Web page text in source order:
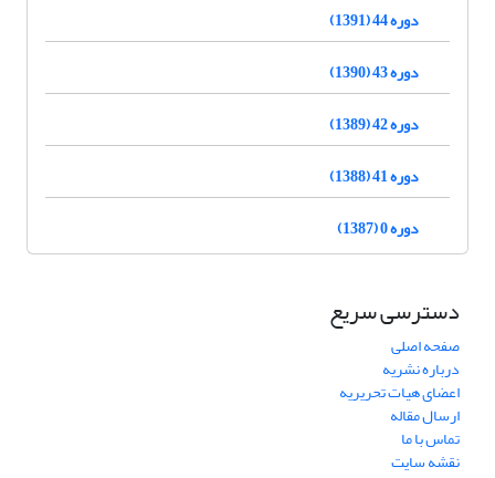
دوره 44 (1391)
دوره 43 (1390)
دوره 42 (1389)
دوره 41 (1388)
دوره 0 (1387)
دسترسی سریع
صفحه اصلی
درباره نشریه
اعضای هیات تحریریه
ارسال مقاله
تماس با ما
نقشه سایت